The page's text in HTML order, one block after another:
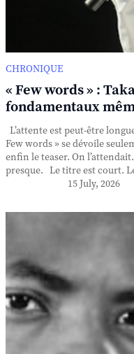
CHRONIQUE
« Few words » :
fondamentaux
L’attente est peut-être
Few words » se dévoile
enfin le teaser. On
presque. Le titre est court.
15 July, 2026